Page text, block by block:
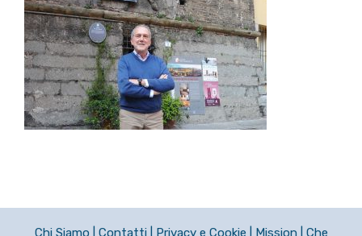
Chi Siamo Contatti Privacy e Cookie Mission Che